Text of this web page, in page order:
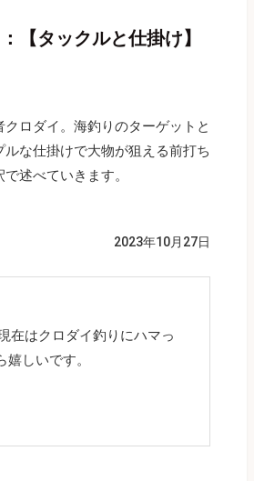
【タックルと仕掛け】
ロダイ。海釣りのターゲットと
な仕掛けで大物が狙える前打ち
述べていきます。
2023年10月27日
在はクロダイ釣りにハマっ
しいです。